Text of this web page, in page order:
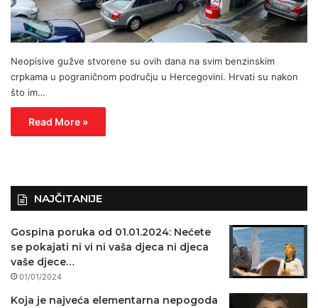
Neopisive gužve stvorene su ovih dana na svim benzinskim
crpkama u pograničnom području u Hercegovini. Hrvati su nakon
što im…
Read More »
NAJČITANIJE
Gospina poruka od 01.01.2024: Nećete
se pokajati ni vi ni vaša djeca ni djeca
vaše djece…
01/01/2024
Koja je najveća elementarna nepogoda